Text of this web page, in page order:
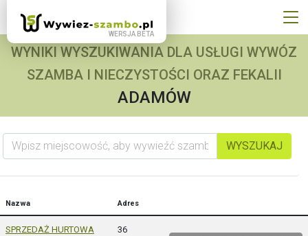
WYNIKI WYSZUKIWANIA DLA USŁUGI WYWÓZ
SZAMBA I NIECZYSTOŚCI ORAZ FEKALII
ADAMÓW
Wpisz miejscowość, aby wywieźć szambo
WYSZUKAJ
Nazwa Adres
SPRZEDAŻ HURTOWA
36